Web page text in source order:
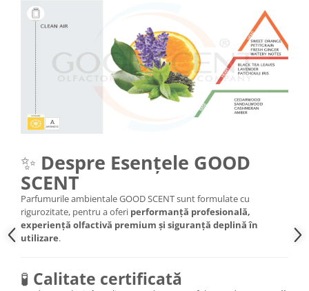
✨ Despre Esențele GOOD
SCENT
Parfumurile ambientale GOOD SCENT sunt formulate cu
rigurozitate, pentru a oferi performanță profesională,
experiență olfactivă premium și siguranță deplină în
utilizare.
🧪 Calitate certificată